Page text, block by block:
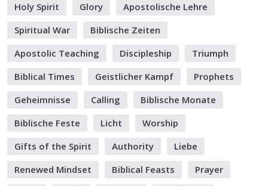
Holy Spirit
Glory
Apostolische Lehre
Spiritual War
Biblische Zeiten
Apostolic Teaching
Discipleship
Triumph
Biblical Times
Geistlicher Kampf
Prophets
Geheimnisse
Calling
Biblische Monate
Biblische Feste
Licht
Worship
Gifts of the Spirit
Authority
Liebe
Renewed Mindset
Biblical Feasts
Prayer